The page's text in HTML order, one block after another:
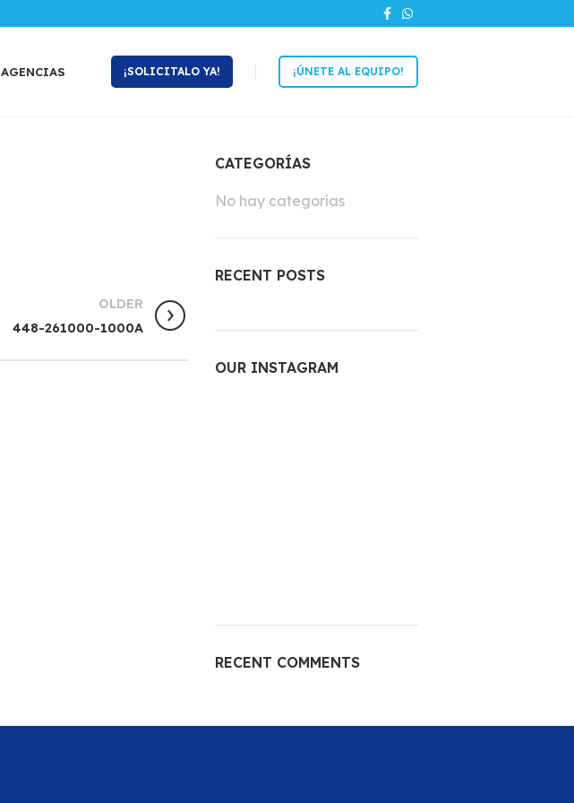
AGENCIAS ¡SOLICITALO YA! ¡ÚNETE AL EQUIPO!
OLDER
448-261000-1000A
CATEGORÍAS
No hay categorías
RECENT POSTS
OUR INSTAGRAM
RECENT COMMENTS